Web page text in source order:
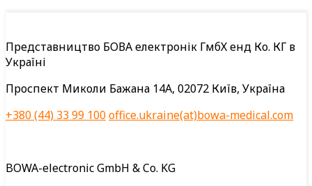
Представництво БОВА електронік ГмбХ енд Ко. КГ в
Україні
Проспект Миколи Бажана 14А, 02072 Київ, Україна
+380 (44) 33 99 100office.ukraine(at)bowa-medical.com
BOWA-electronic GmbH & Co. KG